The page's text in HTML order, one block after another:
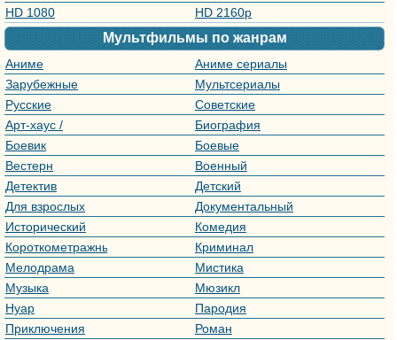
HD 1080
HD 2160р
Мультфильмы по жанрам
Аниме
Аниме сериалы
Зарубежные
мультфильмы
Мультсериалы
Русские
мультфильмы
Советские
мультфильмы
Арт-хаус /
Авторское кино
Биография
Боевик
Боевые
искусства
Вестерн
Военный
Детектив
Детский
Для взрослых
Документальный
Исторический
Комедия
Короткометражный
Криминал
Мелодрама
Мистика
Музыка
Мюзикл
Нуар
Пародия
Приключения
Роман